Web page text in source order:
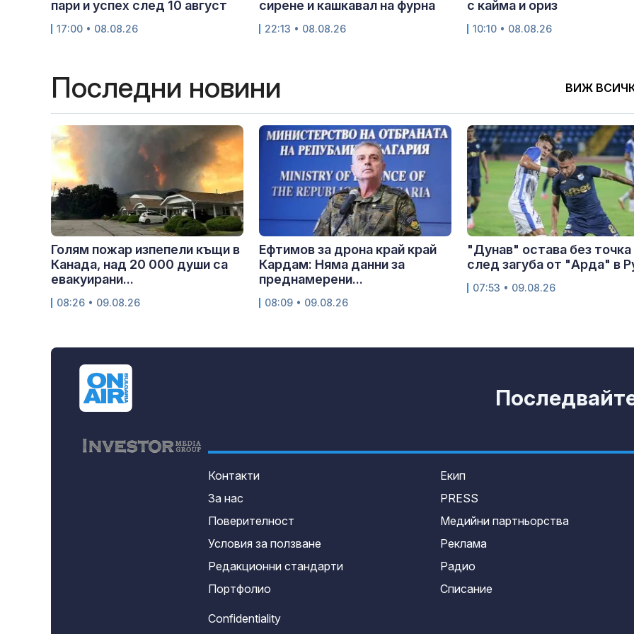
пари и успех след 10 август
17:00 • 08.08.26
сирене и кашкавал на фурна
22:13 • 08.08.26
с кайма и ориз
10:10 • 08.08.26
Последни новини ВИЖ
Голям пожар изпепели къщи в
Канада, над 20 000 души са
евакуирани...
08:26 • 09.08.26
Ефтимов за дрона край край
Кардам: Няма данни за
преднамерени...
08:09 • 09.08.26
"Дунав" остава без точка
след загуба от "Арда" в
07:53 • 09.08.26
Контакти
За нас
Поверителност
Условия за ползване
Редакционни стандарти
Портфолио
Екип
PRESS
Медийни партньорства
Реклама
Радио
Списание
Confidentiality